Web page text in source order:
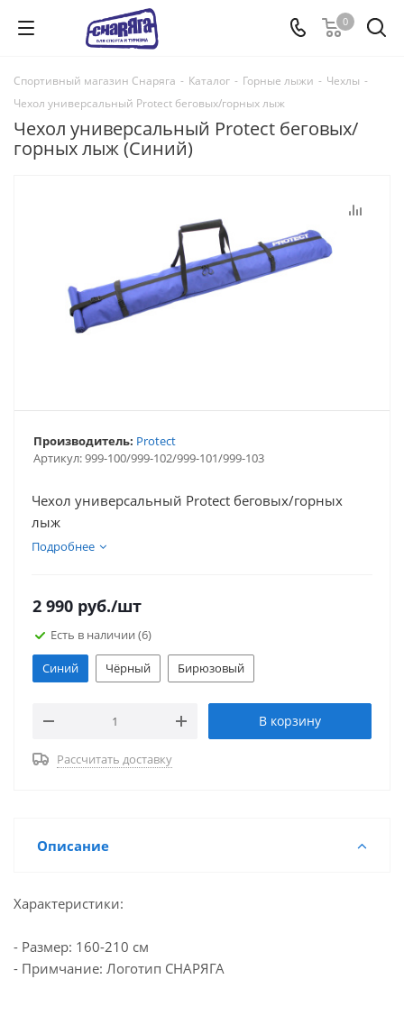
0
Спортивный магазин Снаряга - Каталог - Горные лыжи - Чехлы -
Чехол универсальный Protect беговых/горных лыж
Чехол универсальный Protect беговых/
горных лыж (Синий)
Артикул:999-100/999-102/999-101/999-103
Производитель: Protect
Чехол универсальный Protect беговых/горных
лыж
Подробнее
2 990 руб./шт
Есть в наличии (6)
Синий Чёрный Бирюзовый
В корзину
Рассчитать доставку
Описание
Характеристики:
- Размер: 160-210 см
- Примчание: Логотип СНАРЯГА